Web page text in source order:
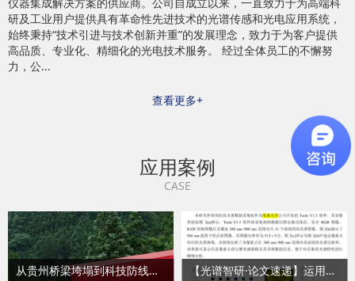
研及工业用户提供具有革命性先进技术的光谱传感和光电应用系统，
始终秉持“技术引进与技术创新并重”的发展理念，致力于为客户提供
高品质、专业化、精细化的光电技术服务。 经过全体员工的不懈努
力，公...
查看更多+
应用案例
CASE
从贵州桥梁垮塌到科技防线：地物光谱仪如何重构灾害预警体系，地物光谱仪通过精确测量地表物质（土壤、岩石、植被、水体）反射或发射的电磁波能量（光谱） 【光谱智研·论文速递】运用高光谱技术多领域检测难题